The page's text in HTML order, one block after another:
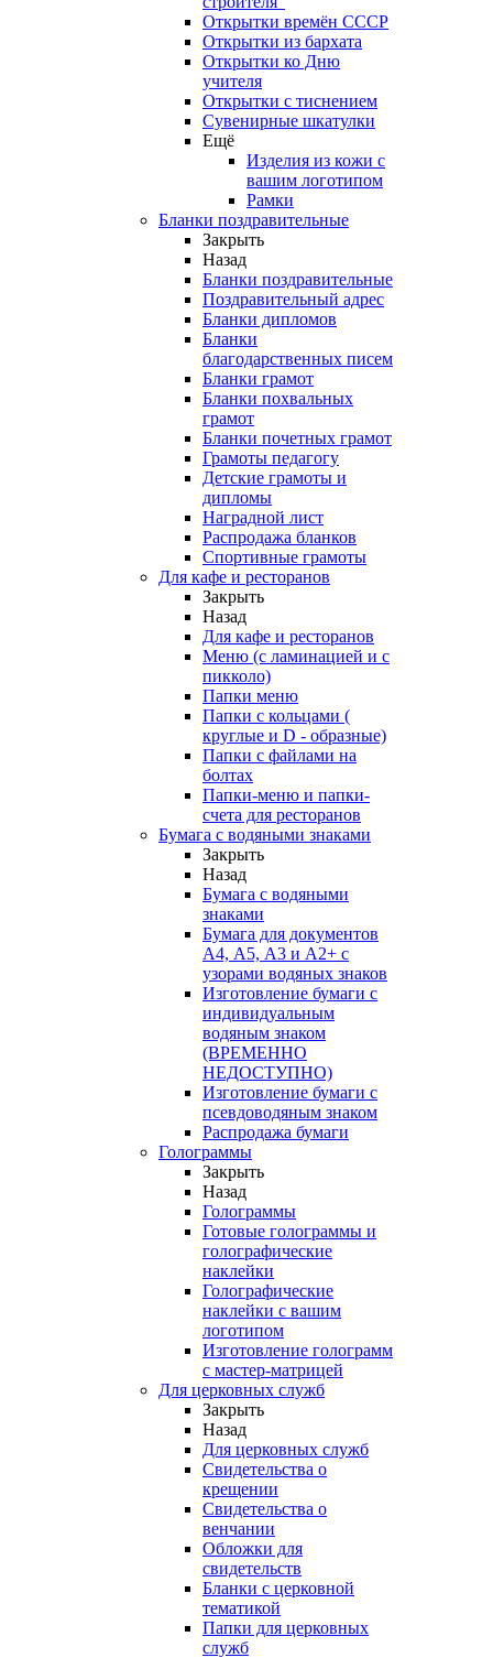
Открытки времён СССР
Открытки из бархата
Открытки ко Дню
учителя
Открытки с тиснением
Сувенирные шкатулки
Ещё
Изделия из кожи с
вашим логотипом
Рамки
Бланки поздравительные
Закрыть
Назад
Бланки поздравительные
Поздравительный адрес
Бланки дипломов
Бланки
благодарственных писем
Бланки грамот
Бланки похвальных
грамот
Бланки почетных грамот
Грамоты педагогу
Детские грамоты и
дипломы
Наградной лист
Распродажа бланков
Спортивные грамоты
Для кафе и ресторанов
Закрыть
Назад
Для кафе и ресторанов
Меню (с ламинацией и с
пикколо)
Папки меню
Папки с кольцами (
круглые и D - образные)
Папки с файлами на
болтах
Папки-меню и папки-
счета для ресторанов
Бумага с водяными знаками
Закрыть
Назад
Бумага с водяными
знаками
Бумага для документов
А4, А5, А3 и А2+ с
узорами водяных знаков
Изготовление бумаги с
индивидуальным
водяным знаком
(ВРЕМЕННО
НЕДОСТУПНО)
Изготовление бумаги с
псевдоводяным знаком
Распродажа бумаги
Голограммы
Закрыть
Назад
Голограммы
Готовые голограммы и
голографические
наклейки
Голографические
наклейки с вашим
логотипом
Изготовление голограмм
с мастер-матрицей
Для церковных служб
Закрыть
Назад
Для церковных служб
Свидетельства о
крещении
Свидетельства о
венчании
Обложки для
свидетельств
Бланки с церковной
тематикой
Папки для церковных
служб